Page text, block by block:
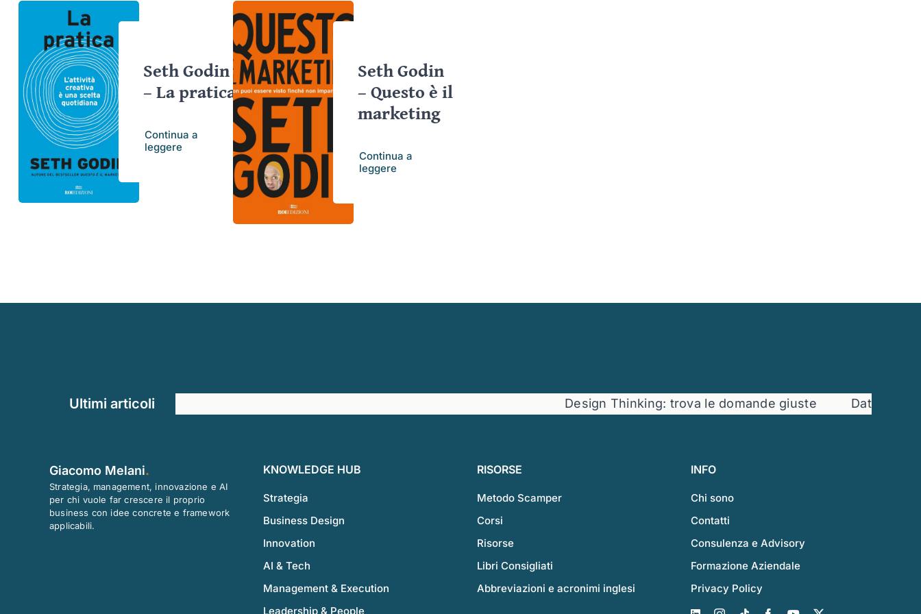
Seth Godin
– La pratica
Continua a
leggere
Seth Godin
– Questo è il
marketing
Continua a
leggere
Ultimi articoli Design Thinking: trova le domande giuste Dati e
Giacomo Melani.
Strategia, management, innovazione e AI
per chi vuole far crescere il proprio
business con idee concrete e framework
applicabili.
KNOWLEDGE HUB
Strategia
Business Design
Innovation
AI & Tech
Management & Execution
Leadership & People
RISORSE
Metodo Scamper
Corsi
Risorse
Libri Consigliati
Abbreviazioni e acronimi inglesi
INFO
Chi sono
Contatti
Consulenza e Advisory
Formazione Aziendale
Privacy Policy